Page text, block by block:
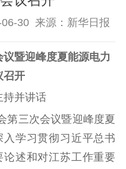
态
装
讲 研究阐释
科
30 来源：新华日报
暨迎峰度夏能源电力
召开
并讲话
三次会议暨迎峰度夏
学习贯彻习近平总书
述和对江苏工作重要